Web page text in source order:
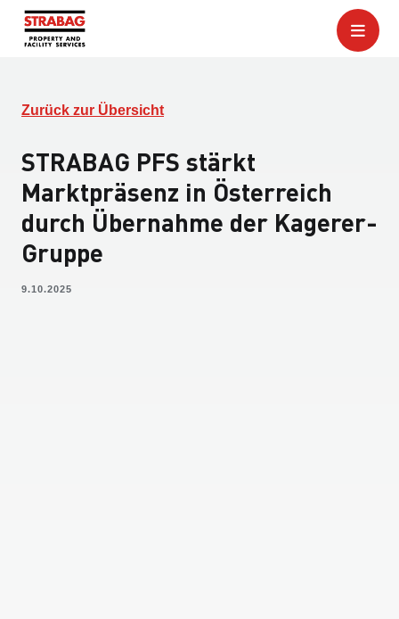
Zurück zur Übersicht
STRABAG PFS stärkt
Marktpräsenz in Österreich
durch Übernahme der Kagerer-
Gruppe
9.10.2025